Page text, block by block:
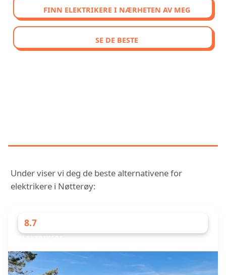
FINN ELEKTRIKERE I NÆRHETEN AV MEG
SE DE BESTE
Under viser vi deg de beste alternativene for
elektrikere i Nøtterøy:
8.7